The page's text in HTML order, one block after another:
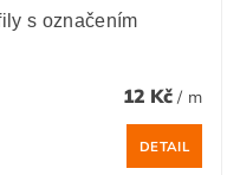
s označením
12 Kč/ m
DETAIL